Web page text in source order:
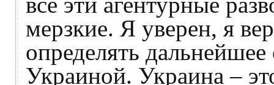
мерзкие. Я уверен, я
определять
Украиной. Украина –